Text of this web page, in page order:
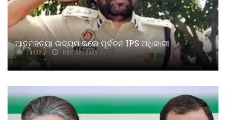
ଆତ୍ମହତ୍ୟା ଉଦ୍ୟମ କଲେ ପୂର୍ବତନ IPS ଅଧିକାରୀ
14632 DEC 22, 2025